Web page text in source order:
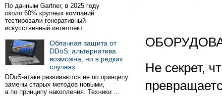
По данным Gartner, в 2025 году
около 60% крупных компаний
тестировали генеративный
искусственный интеллект …
Облачная защита от
DDoS: альтернатива
возможна, но в редких
случаях
DDoS-атаки развиваются не по принципу
замены старых методов новыми,
а по принципу накопления. Техники …
Не секрет,